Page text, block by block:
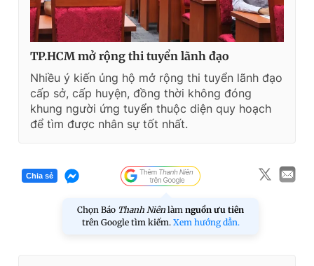
TP.HCM mở rộng thi tuyển lãnh đạo
Nhiều ý kiến ủng hộ mở rộng thi tuyển lãnh đạo
cấp sở, cấp huyện, đồng thời không đóng
khung người ứng tuyển thuộc diện quy hoạch
để tìm được nhân sự tốt nhất.
Chia sẻ
Chọn Báo Thanh Niên làm nguồn ưu tiên
trên Google tìm kiếm. Xem hướng dẫn.